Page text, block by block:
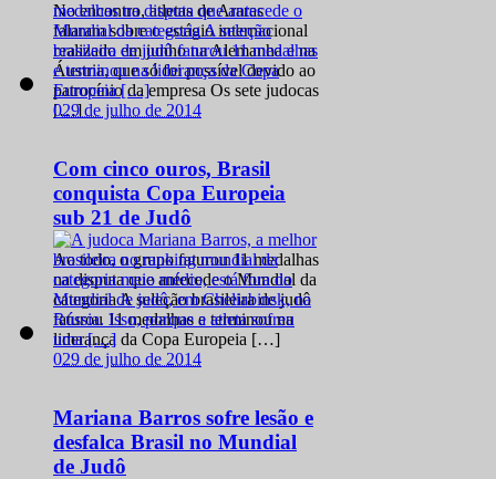
No encontro, atletas de Araras
falaram sobre o estágio internacional
realizado em junho na Alemanha e na
Áustria, que só foi possível devido ao
patrocínio da empresa Os sete judocas
[…]
029 de julho de 2014
Com cinco ouros, Brasil
conquista Copa Europeia
sub 21 de Judô
Ao todo, o grupo faturou 11 medalhas
na disputa que antecede o Mundial da
categoria A seleção brasileira de judô
faturou 11 medalhas e terminou na
liderança da Copa Europeia […]
029 de julho de 2014
Mariana Barros sofre lesão e
desfalca Brasil no Mundial
de Judô